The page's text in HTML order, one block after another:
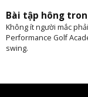
Bài tập hông
Không ít người mắc
Performance Golf
swing.